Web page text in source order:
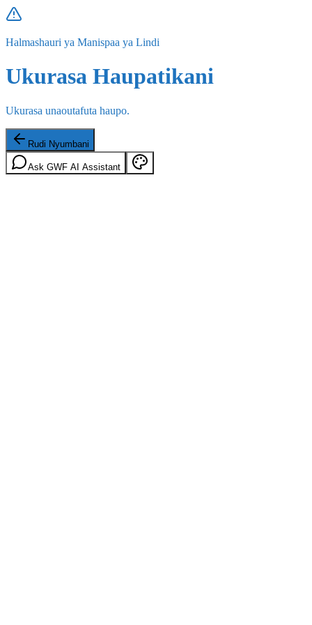
Halmashauri ya Manispaa ya Lindi
Ukurasa Haupatikani
Ukurasa unaoutafuta haupo.
Rudi Nyumbani
Ask GWF AI Assistant